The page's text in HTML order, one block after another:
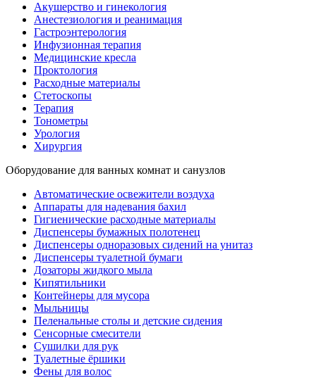
Акушерство и гинекология
Анестезиология и реанимация
Гастроэнтерология
Инфузионная терапия
Медицинские кресла
Проктология
Расходные материалы
Стетоскопы
Терапия
Тонометры
Урология
Хирургия
Оборудование для ванных комнат и санузлов
Автоматические освежители воздуха
Аппараты для надевания бахил
Гигиенические расходные материалы
Диспенсеры бумажных полотенец
Диспенсеры одноразовых сидений на унитаз
Диспенсеры туалетной бумаги
Дозаторы жидкого мыла
Кипятильники
Контейнеры для мусора
Мыльницы
Пеленальные столы и детские сидения
Сенсорные смесители
Сушилки для рук
Туалетные ёршики
Фены для волос